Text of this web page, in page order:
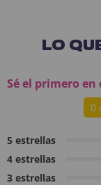
LO
Sé el primero
0
5 estrellas
4 estrellas
3 estrellas